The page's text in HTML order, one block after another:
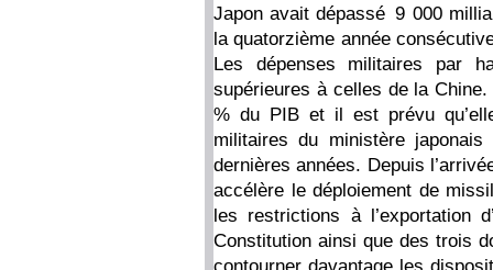
Japon avait dépassé 9 000
la quatorzième année
Les dépenses militaires par
supérieures à celles de la
% du PIB et il est prévu
militaires du ministère
dernières années. Depuis
accélère le déploiement de
les restrictions à l’exportation
Constitution ainsi que des trois
contourner davantage les